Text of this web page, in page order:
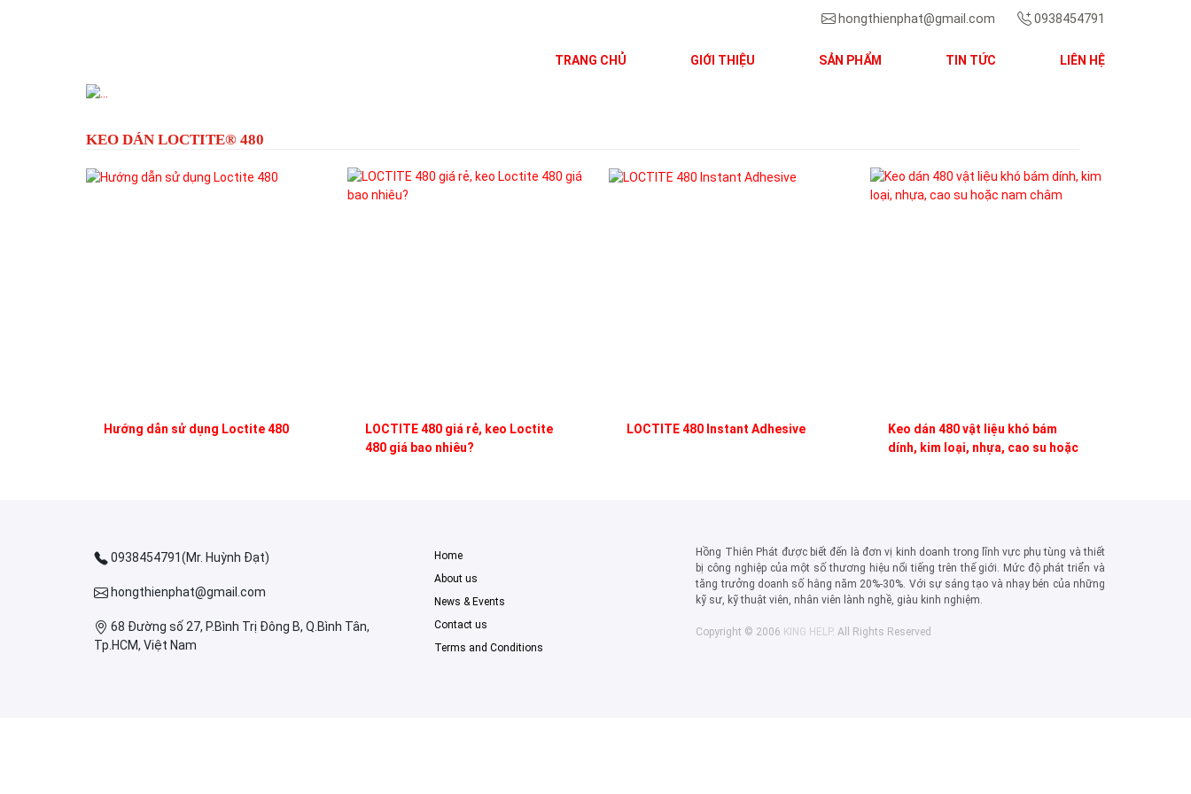
hongthienphat@gmail.com 0938454791
TRANG CHỦ GIỚI THIỆU SẢN PHẨM TIN TỨC LIÊN HỆ
KEO DÁN LOCTITE® 480
Hướng dẫn sử dụng Loctite 480
LOCTITE 480 giá rẻ, keo Loctite
480 giá bao nhiêu?
LOCTITE 480 Instant Adhesive
Keo dán 480 vật liệu khó bám
dính, kim loại, nhựa, cao su hoặc
0938454791(Mr. Huỳnh Đạt)
hongthienphat@gmail.com
68 Đường số 27, P.Bình Trị Đông B, Q.Bình Tân,
Tp.HCM, Việt Nam
Home
About us
News & Events
Contact us
Terms and Conditions
Hồng Thiên Phát được biết đến là đơn vị kinh doanh trong lĩnh vực phụ tùng và thiết
bị công nghiệp của một số thương hiệu nổi tiếng trên thế giới. Mức độ phát triển và
tăng trưởng doanh số hằng năm 20%-30%. Với sự sáng tạo và nhạy bén của những
kỹ sư, kỹ thuật viên, nhân viên lành nghề, giàu kinh nghiệm.
Copyright © 2006 KING HELP. All Rights Reserved